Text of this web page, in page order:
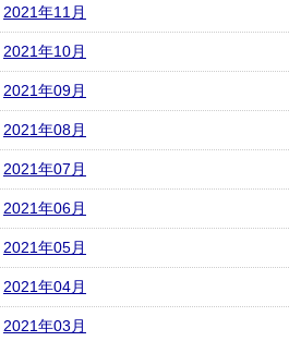
2021年11月
2021年10月
2021年09月
2021年08月
2021年07月
2021年06月
2021年05月
2021年04月
2021年03月